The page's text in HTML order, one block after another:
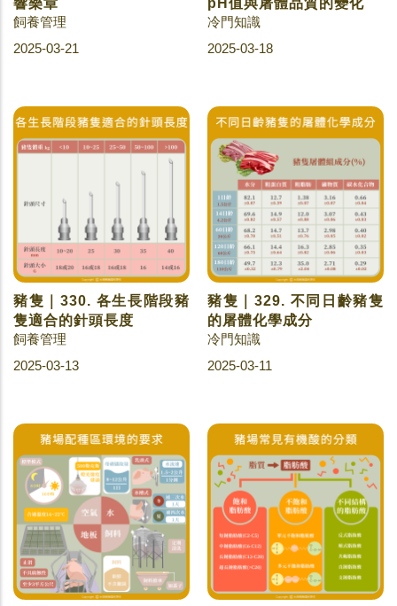
響樂章
飼養管理
2025-03-21
pH值與屠體品質的變化
冷門知識
2025-03-18
豬隻｜330. 各生長階段豬
隻適合的針頭長度
飼養管理
2025-03-13
豬隻｜329. 不同日齡豬隻
的屠體化學成分
冷門知識
2025-03-11